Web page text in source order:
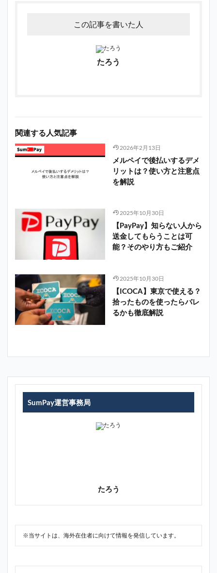
この記事を書いた人
たろう
関連する人気記事
2026年2月13日
メルペイで後払いするデメ
リットは？使い方と注意点
を解説
2025年10月30日
【PayPay】知らない人から
送金してもらうことは可
能？そのやり方もご紹介
2025年10月30日
【ICOCA】東京で使える？
拾ったものを使ったらバレ
るかも徹底解説
SumPay運営事務局
たろう
※当サイトは、海外在住者に向けて情報を発信しています。